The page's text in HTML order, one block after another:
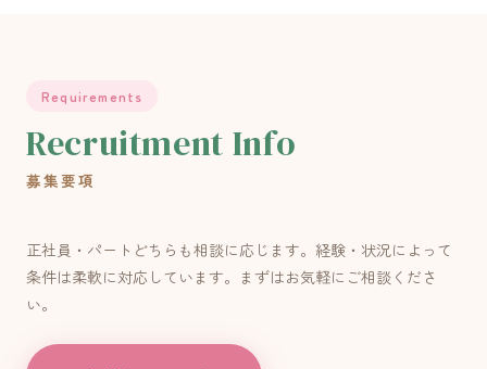
Requirements
Recruitment Info
募集要項
正社員・パートどちらも相談に応じます。経験・状況によって
条件は柔軟に対応しています。まずはお気軽にご相談くださ
い。